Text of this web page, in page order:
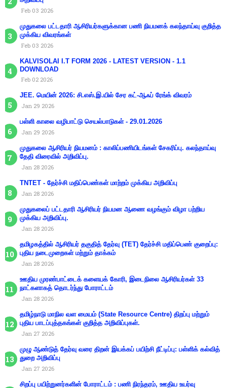
Feb 03 2026
முதுகலை பட்டதாரி ஆசிரியர்களுக்கான பணி நியமனக் கலந்தாய்வு குறித்த
முக்கிய விவரங்கள்
Feb 03 2026
KALVISOLAI I.T FORM 2026 - LATEST VERSION - 1.1
DOWNLOAD
Feb 02 2026
JEE. மெயின் 2026: சி.எஸ்.இ.யில் சேர கட்-ஆஃப் ரேங்க் விவரம்
Jan 29 2026
பள்ளி காலை வழிபாட்டு செயல்பாடுகள் - 29.01.2026
Jan 29 2026
முதுகலை ஆசிரியர் நியமனம் : காலிப்பணியிடங்கள் சேகரிப்பு. கலந்தாய்வு
தேதி விரைவில் அறிவிப்பு.
Jan 28 2026
TNTET - தேர்ச்சி மதிப்பெண்கள் மாற்றம் முக்கிய அறிவிப்பு
Jan 28 2026
முதுகலைப் பட்டதாரி ஆசிரியர் நியமன ஆணை வழங்கும் விழா பற்றிய
முக்கிய அறிவிப்பு.
Jan 28 2026
தமிழகத்தில் ஆசிரியர் தகுதித் தேர்வு (TET) தேர்ச்சி மதிப்பெண் குறைப்பு:
புதிய நடைமுறைகள் மற்றும் தாக்கம்
Jan 28 2026
ஊதிய முரண்பாட்டைக் களையக் கோரி, இடைநிலை ஆசிரியர்கள் 33
நாட்களாகத் தொடர்ந்து போராட்டம்
Jan 28 2026
தமிழ்நாடு மாநில வள மையம் (State Resource Centre) திறப்பு மற்றும்
புதிய பாடப்புத்தகங்கள் குறித்த அறிவிப்புகள்.
Jan 27 2026
முழு ஆண்டுத் தேர்வு வரை திறன் இயக்கப் பயிற்சி நீட்டிப்பு: பள்ளிக் கல்வித்
துறை அறிவிப்பு
Jan 27 2026
சிறப்பு பயிற்றுனர்களின் போராட்டம் : பணி நிரந்தரம், ஊதிய உயர்வு